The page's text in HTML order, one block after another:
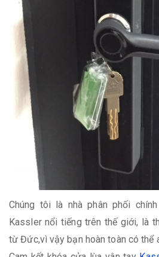
Chúng tôi là nhà phân phối
Kassler nổi tiếng trên thế giới, là
từ Đức,vì vậy bạn hoàn toàn có thể